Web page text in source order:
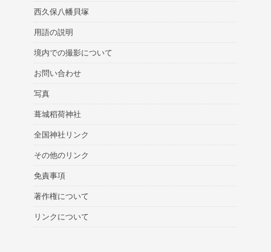
西久保八幡貝塚
用語の説明
境内での撮影について
お問い合わせ
写真
葺城稻荷神社
全国神社リンク
その他のリンク
免責事項
著作権について
リンクについて